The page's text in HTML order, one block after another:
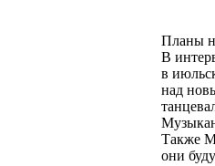
Планы
В
в
над
Также
они